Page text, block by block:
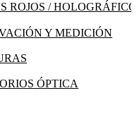
ROJOS /
Y MEDICIÓN
ÓPTICA